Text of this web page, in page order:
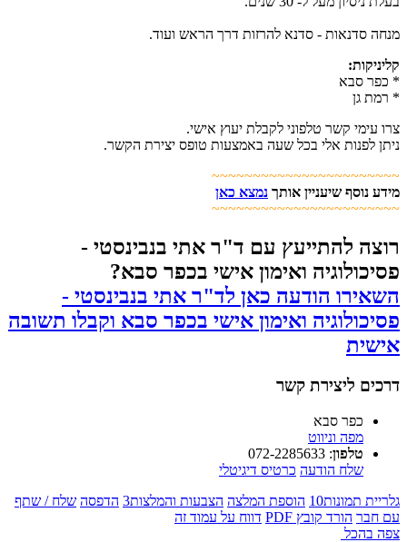
מנחה סדנאות - סדנא להרזות דרך הראש ועוד.
קליניקות:
* כפר סבא
* רמת גן
צרו עימי קשר טלפוני לקבלת יעוץ אישי.
ניתן לפנות אלי בכל שעה באמצעות טופס יצירת הקשר.
~~~~~~~~~~~~~~~~~~~~~~~
מידע נוסף שיעניין אותך נמצא כאן
~~~~~~~~~~~~~~~~~~~~~~~
רוצה להתייעץ עם ד"ר אתי בנבינסטי -
פסיכולוגיה ואימון אישי בכפר סבא?
השאירו הודעה כאן לד"ר אתי בנבינסטי -
פסיכולוגיה ואימון אישי בכפר סבא וקבלו תשובה
אישית
דרכים ליצירת קשר
כפר סבא
מפה וניווט
טלפון:
072-2285633
שלח הודעה כרטיס דיגיטלי
גלריית תמונות10 הוספת המלצה הצבעות והמלצות3 הדפסה שלח / שתף
עם חבר הורד קובץ PDF
דווח על עמוד זה
צפה בהכל